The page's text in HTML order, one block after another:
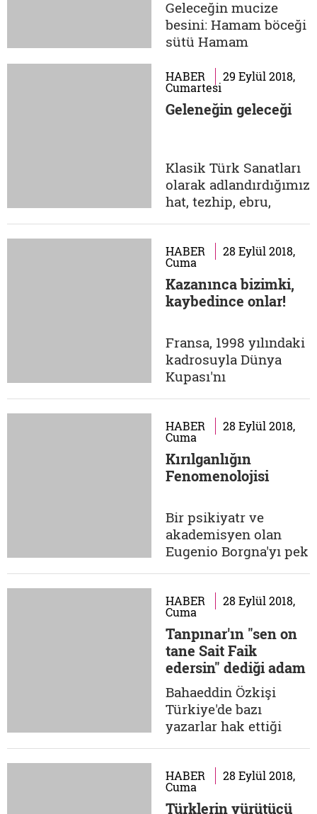
derdini anlatabileceği
geniş bir alan...
Geleceğin mucize
besini: Hamam böceği
sütü Hamam
hemen hemen
herkesin tiksindiği ve
gördüğü yerde yok
deyip geçmeyin, öyle
bir çoğalırlar ki kendi
evinizde misafir
konumuna gelirsiniz
de ruhunuz...
HABER 29 Eylül 2018,
Cumartesi
Geleneğin geleceği
Klasik Türk Sanatları
olarak adlandırdığımız
hat, tezhip, ebru,
Bahsettiğim bu
sanatların çıkış
noktası kitap ile ilgili
olmasına rağmen çok
çıkış noktalarından
farklı alanlarda da
karşımıza çıkıyor....
HABER 28 Eylül 2018,
Cuma
Kazanınca bizimki,
kaybedince onlar!
Fransa, 1998 yılındaki
kadrosuyla Dünya
Kupası'nı
siyahiydi ve bu durum
dönemin ırkçı lideri
Jean-Marie Le Pen'i
çıldırtıyordu. Hatta
önem arz eden 10
numaralı formayı da
ataları Cezayir'den...
HABER 28 Eylül 2018,
Cuma
Kırılganlığın
Fenomenolojisi
Bir psikiyatr ve
akademisyen olan
Eugenio Borgna'yı pek
tanıdık ve çoktan sıkı
kitapların yazarı
olarak zihnimizde yer
kapladı. Yalnızlığın,
melankolinin,
bilmenin, deliliğin,
anksiyetenin,
beklemenin ve umut
etmenin
panoramasını...
HABER 28 Eylül 2018,
Cuma
Tanpınar'ın "sen on
tane Sait Faik
edersin" dediği adam
Bahaeddin Özkişi
Türkiye'de bazı
yazarlar hak ettiği
Mustafa Necati
Sepetçioğlu, Tarık
HABER 28 Eylül 2018,
Cuma
Türklerin yürütücü